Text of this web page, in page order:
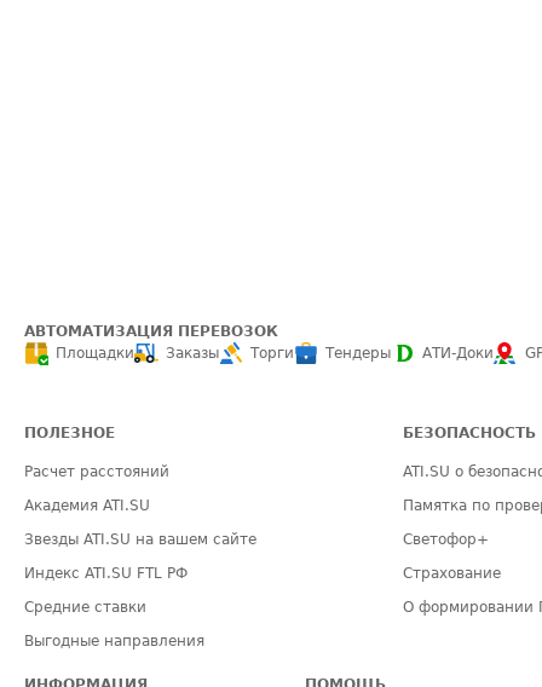
АВТОМАТИЗАЦИЯ ПЕРЕВОЗОК
Площадки
Заказы Торги Тендеры АТИ-Доки
ПОЛЕЗНОЕ
Расчет расстояний
Академия ATI.SU
Звезды ATI.SU на вашем сайте
Индекс ATI.SU FTL РФ
Средние ставки
Выгодные направления
БЕЗОПАСНОСТЬ
ATI.SU о
Памятка по
Светофор+
Страхование
О формировании